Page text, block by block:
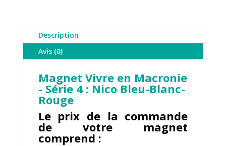
Macronie
-
Blanc-
Rouge
Description
Avis (0)
Magnet Vivre en Macronie
- Série 4 : Nico Bleu-Blanc-
Rouge
Le prix de la commande
de votre magnet
comprend :